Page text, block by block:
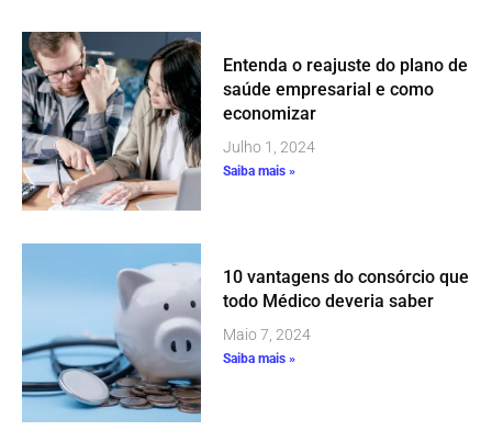
Entenda o reajuste do plano de
saúde empresarial e como
economizar
Julho 1, 2024
Saiba mais »
10 vantagens do consórcio que
todo Médico deveria saber
Maio 7, 2024
Saiba mais »